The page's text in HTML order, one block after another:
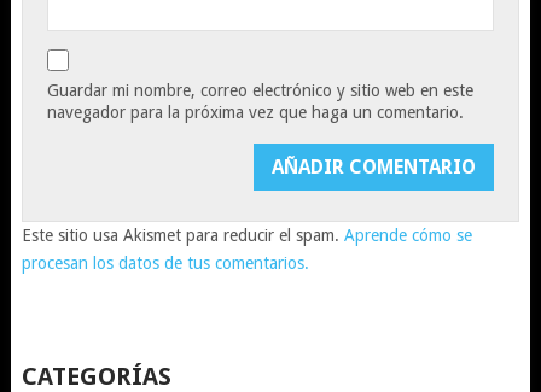
Guardar mi nombre, correo electrónico y sitio web en este
navegador para la próxima vez que haga un comentario.
Este sitio usa Akismet para reducir el spam. Aprende cómo se
procesan los datos de tus comentarios.
CATEGORÍAS